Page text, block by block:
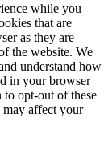
while you
that are
as they are
the website. We
understand how
in your browser
opt-out of these
may affect your